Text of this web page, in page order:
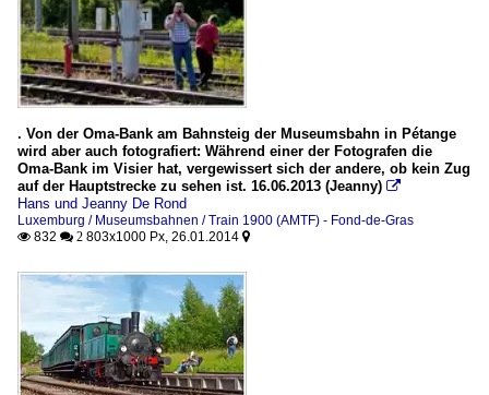
. Von der Oma-Bank am Bahnsteig der Museumsbahn in Pétange
wird aber auch fotografiert: Während einer der Fotografen die
Oma-Bank im Visier hat, vergewissert sich der andere, ob kein Zug
auf der Hauptstrecke zu sehen ist. 16.06.2013 (Jeanny) 
Hans und Jeanny De Rond
Luxemburg / Museumsbahnen / Train 1900 (AMTF) - Fond-de-Gras
 832  2 803x1000 Px, 26.01.2014 